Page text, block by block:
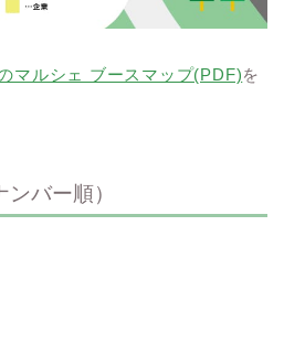
マルシェ ブースマップ(PDF)を
バー順）